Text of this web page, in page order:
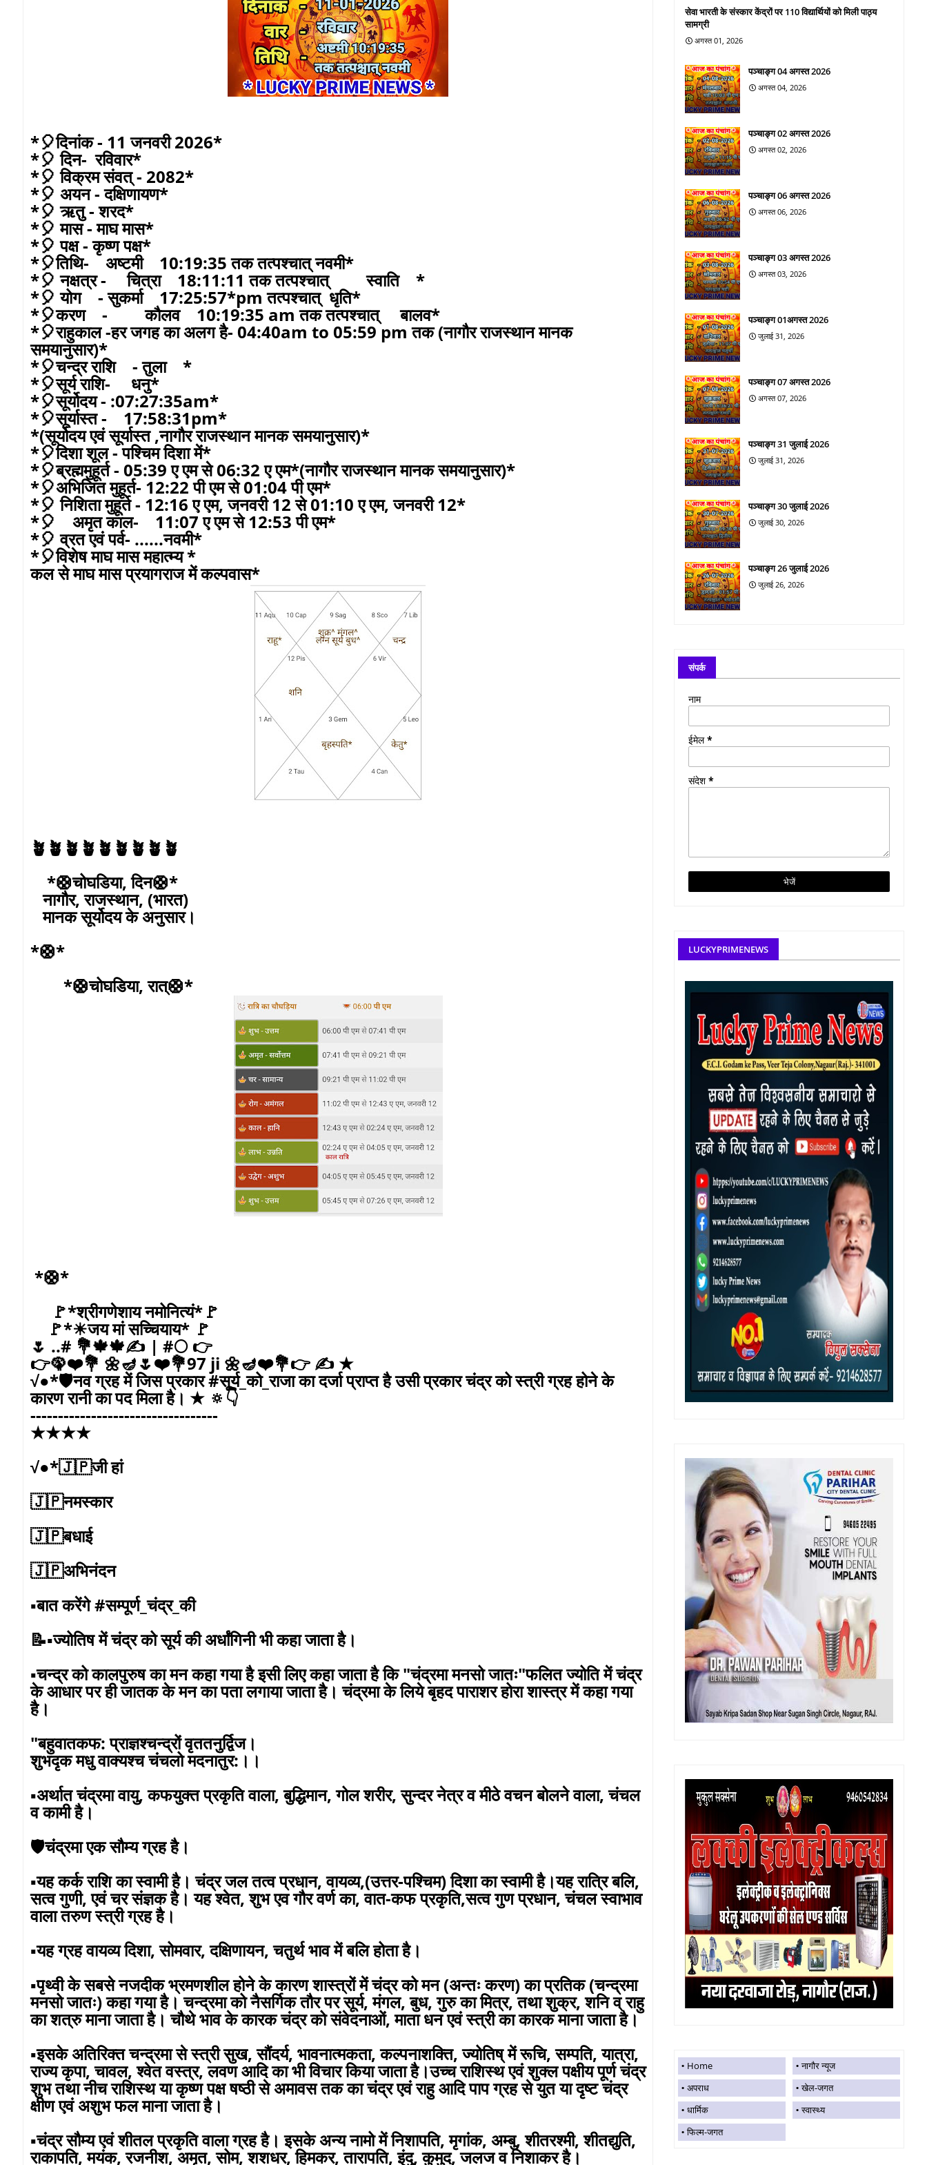
*🎈दिनांक - 11 जनवरी 2026*
*🎈 दिन- रविवार*
*🎈 विक्रम संवत् - 2082*
*🎈 अयन - दक्षिणायण*
*🎈 ऋतु - शरद*
*🎈 मास - माघ मास*
*🎈 पक्ष - कृष्ण पक्ष*
*🎈तिथि- अष्टमी 10:19:35 तक तत्पश्चात् नवमी*
*🎈 नक्षत्र - चित्रा 18:11:11 तक तत्पश्चात् स्वाति *
*🎈 योग - सुकर्मा 17:25:57*pm तत्पश्चात् धृति*
*🎈करण - कौलव 10:19:35 am तक तत्पश्चात् बालव*
*🎈राहुकाल -हर जगह का अलग है- 04:40am to 05:59 pm तक (नागौर राजस्थान मानक
समयानुसार)*
*🎈चन्द्र राशि - तुला *
*🎈सूर्य राशि- धनु*
*🎈सूर्योदय - :07:27:35am*
*🎈सूर्यास्त - 17:58:31pm*
*(सूर्योदय एवं सूर्यास्त ,नागौर राजस्थान मानक समयानुसार)*
*🎈दिशा शूल - पश्चिम दिशा में*
*🎈ब्रह्ममुहूर्त - 05:39 ए एम से 06:32 ए एम*(नागौर राजस्थान मानक समयानुसार)*
*🎈अभिजित मुहूर्त- 12:22 पी एम से 01:04 पी एम*
*🎈 निशिता मुहूर्त - 12:16 ए एम, जनवरी 12 से 01:10 ए एम, जनवरी 12*
*🎈 अमृत काल- 11:07 ए एम से 12:53 पी एम*
*🎈 व्रत एवं पर्व- ......नवमी*
*🎈विशेष माघ मास महात्म्य *
कल से माघ मास प्रयागराज में कल्पवास*
🪴🪴🪴🪴🪴🪴🪴🪴🪴
*🛟चोघडिया, दिन🛟*
नागौर, राजस्थान, (भारत)
मानक सूर्योदय के अनुसार।
*🛟*
*🛟चोघडिया, रात्🛟*
*🛟*
🚩*श्रीगणेशाय नमोनित्यं*🚩
🚩*☀जय मां सच्चियाय* 🚩
🌷 ..# 💐🍁🍁✍️ | #🌕 👉
👉🦚❤️💐 🌼🪔🌷❤️💐97 ji 🌼🪔❤️💐👉 ✍️ ★
√●*🛡️नव ग्रह में जिस प्रकार #सूर्य_को_राजा का दर्जा प्राप्त है उसी प्रकार चंद्र को स्त्री ग्रह होने के
कारण रानी का पद मिला है। ★ 🔅👇
----------------------------------
★★★★
√●*🇯🇵जी हां
🇯🇵नमस्कार
🇯🇵बधाई
🇯🇵अभिनंदन
▪️बात करेंगे #सम्पूर्ण_चंद्र_की
📝▪️ज्योतिष में चंद्र को सूर्य की अर्धांगिनी भी कहा जाता है।
▪️चन्द्र को कालपुरुष का मन कहा गया है इसी लिए कहा जाता है कि "चंद्रमा मनसो जातः"फलित ज्योति में चंद्र
के आधार पर ही जातक के मन का पता लगाया जाता है। चंद्रमा के लिये बृहद पाराशर होरा शास्त्र में कहा गया
है।
"बहुवातकफ: प्राज्ञश्चन्द्रों वृततनुर्द्विज।
शुभदृक मधु वाक्यश्च चंचलो मदनातुर:।।
▪️अर्थात चंद्रमा वायु, कफयुक्त प्रकृति वाला, बुद्धिमान, गोल शरीर, सुन्दर नेत्र व मीठे वचन बोलने वाला, चंचल
व कामी है।
🛡️चंद्रमा एक सौम्य ग्रह है।
▪️यह कर्क राशि का स्वामी है। चंद्र जल तत्व प्रधान, वायव्य,(उत्तर-पश्चिम) दिशा का स्वामी है।यह रात्रि बलि,
सत्व गुणी, एवं चर संज्ञक है। यह श्वेत, शुभ एव गौर वर्ण का, वात-कफ प्रकृति,सत्व गुण प्रधान, चंचल स्वाभाव
वाला तरुण स्त्री ग्रह है।
▪️यह ग्रह वायव्य दिशा, सोमवार, दक्षिणायन, चतुर्थ भाव में बलि होता है।
▪️पृथ्वी के सबसे नजदीक भ्रमणशील होने के कारण शास्त्रों में चंद्र को मन (अन्तः करण) का प्रतिक (चन्द्रमा
मनसो जातः) कहा गया है। चन्द्रमा को नैसर्गिक तौर पर सूर्य, मंगल, बुध, गुरु का मित्र, तथा शुक्र, शनि व् राहु
का शत्रु माना जाता है। चौथे भाव के कारक चंद्र को संवेदनाओं, माता धन एवं स्त्री का कारक माना जाता है।
▪️इसके अतिरिक्त चन्द्रमा से स्त्री सुख, सौंदर्य, भावनात्मकता, कल्पनाशक्ति, ज्योतिष् में रूचि, सम्पति, यात्रा,
राज्य कृपा, चावल, श्वेत वस्त्र, लवण आदि का भी विचार किया जाता है।उच्च राशिस्थ एवं शुक्ल पक्षीय पूर्ण चंद्र
शुभ तथा नीच राशिस्थ या कृष्ण पक्ष षष्ठी से अमावस तक का चंद्र एवं राहु आदि पाप ग्रह से युत या दृष्ट चंद्र
क्षीण एवं अशुभ फल माना जाता है।
▪️चंद्र सौम्य एवं शीतल प्रकृति वाला ग्रह है। इसके अन्य नामो में निशापति, मृगांक, अम्बु, शीतरश्मी, शीतद्युति,
राकापति, मयंक, रजनीश, अमृत, सोम, शशधर, हिमकर, तारापति, इंदु, कुमुद, जलज व निशाकर है।
सेवा भारती के संस्कार केंद्रों पर 110 विद्यार्थियों को मिली पाठ्य
सामग्री
अगस्त 01, 2026
पञ्चाङ्ग 04 अगस्त 2026
अगस्त 04, 2026
पञ्चाङ्ग 02 अगस्त 2026
अगस्त 02, 2026
पञ्चाङ्ग 06 अगस्त 2026
अगस्त 06, 2026
पञ्चाङ्ग 03 अगस्त 2026
अगस्त 03, 2026
पञ्चाङ्ग 01अगस्त 2026
जुलाई 31, 2026
पञ्चाङ्ग 07 अगस्त 2026
अगस्त 07, 2026
पञ्चाङ्ग 31 जुलाई 2026
जुलाई 31, 2026
पञ्चाङ्ग 30 जुलाई 2026
जुलाई 30, 2026
पञ्चाङ्ग 26 जुलाई 2026
जुलाई 26, 2026
संपर्क
नाम
ईमेल*
संदेश*
LUCKYPRIMENEWS
Home
नागौर न्यूज
अपराध
खेल-जगत
धार्मिक
स्वास्थ्य
फिल्म-जगत